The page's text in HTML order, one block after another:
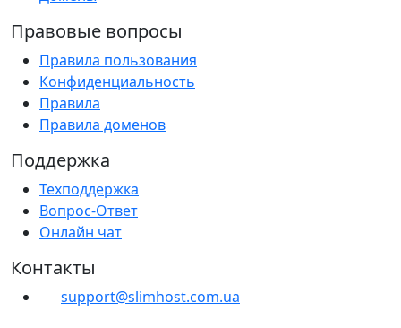
Правовые вопросы
Правила пользования
Конфиденциальность
Правила
Правила доменов
Поддержка
Техподдержка
Вопрос-Ответ
Онлайн чат
Контакты
support@slimhost.com.ua